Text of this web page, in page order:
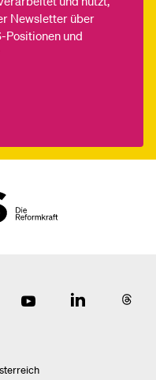
Newsletter über
Positionen und